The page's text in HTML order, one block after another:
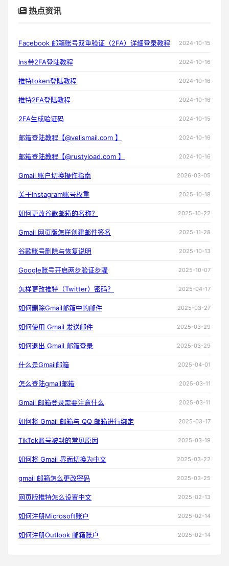
热点资讯
Facebook 邮箱账号双重验证（2FA）详细登录教程 2024-10-15
Ins带2FA登陆教程 2024-10-16
推特token登陆教程 2024-10-16
推特2FA登陆教程 2024-10-16
2FA生成验证码 2024-10-15
邮箱登陆教程【@velismail.com 】 2024-10-16
邮箱登陆教程【@rustyload.com 】 2024-10-16
Gmail 账户切换操作指南 2026-03-05
关于Instagram账号权重 2025-10-18
如何更改谷歌邮箱的名称？ 2025-10-22
Gmail 网页版怎样创建邮件签名 2025-11-28
谷歌账号删除与恢复说明 2025-10-13
Google账号开启两步验证步骤 2025-10-07
怎样更改推特（Twitter）密码？ 2025-04-17
如何删除Gmail邮箱中的邮件 2025-03-27
如何使用 Gmail 发送邮件 2025-03-29
如何退出 Gmail 邮箱登录 2025-03-29
什么是Gmail邮箱 2025-04-01
怎么登陆gmail邮箱 2025-03-11
Gmail 邮箱登录需要注意什么 2025-03-11
如何将 Gmail 邮箱与 QQ 邮箱进行绑定 2025-03-17
TikTok账号被封的常见原因 2025-03-19
如何将 Gmail 界面切换为中文 2025-03-22
gmail 邮箱怎么更改密码 2025-03-25
网页版推特怎么设置中文 2025-02-13
如何注册Microsoft账户 2025-02-14
如何注册Outlook 邮箱账户 2025-02-14